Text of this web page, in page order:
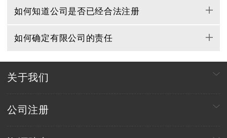
如何知道公司是否已经合法注册
如何确定有限公司的责任
关于我们
公司注册